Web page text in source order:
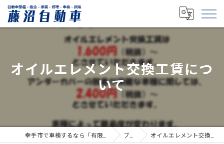
オイルエレメント交換工賃につ
いて
ブログ オイルエレメント交換工賃について